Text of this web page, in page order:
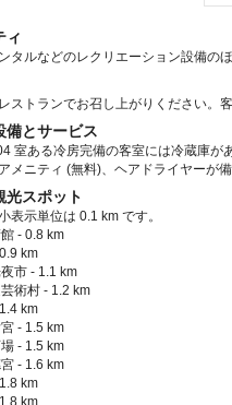
ィ
タルなどのレクリエーション設備の
ストランでお召し上がりください。
備とサービス
室ある冷房完備の客室には冷蔵庫が
メニティ (無料)、ヘアドライヤーが
光スポット
表示単位は 0.1 km です。
- 0.8 km
km
市 - 1.1 km
術村 - 1.2 km
km
- 1.5 km
- 1.5 km
- 1.6 km
km
km